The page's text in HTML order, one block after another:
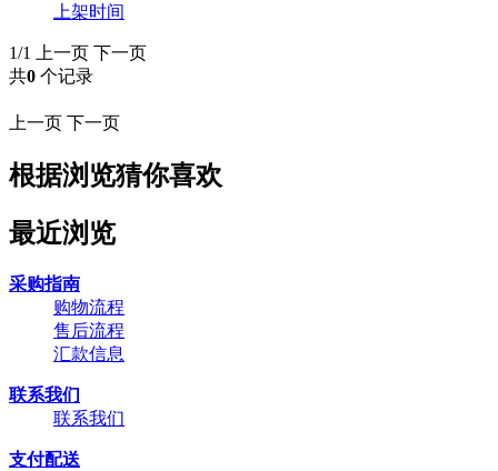
上架时间
1/1 上一页 下一页
共0 个记录
上一页 下一页
根据浏览猜你喜欢
最近浏览
采购指南
购物流程
售后流程
汇款信息
联系我们
联系我们
支付配送